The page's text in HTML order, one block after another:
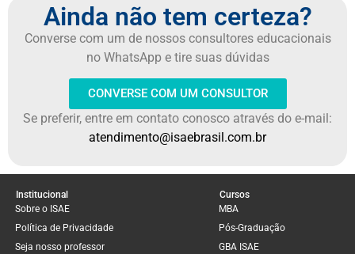
Ainda não tem certeza?
Converse com um de nossos consultores educacionais
no WhatsApp e tire suas dúvidas
CONVERSE COM UM CONSULTOR
Se preferir, entre em contato conosco através do e-mail:
atendimento@isaebrasil.com.br
Institucional
Sobre o ISAE
Política de Privacidade
Seja nosso professor
Cursos
MBA
Pós-Graduação
GBA ISAE